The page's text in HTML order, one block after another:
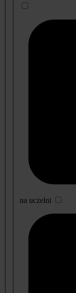
na uczelni